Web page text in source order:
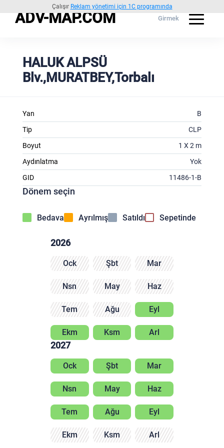
Çalışır Reklam yönetimi için 1C programında
ADV-MAP.COM Girmek
HALUK ALPSÜ
Blv.,MURATBEY,Torbalı
Yan
B
Tip
CLP
Boyut
1 X 2 m
Aydınlatma
Yok
GID
11486-1-B
Dönem seçin
Bedava Ayrılmış Satıldı Sepetinde
2026
Ock Şbt Mar
Nsn May Haz
Tem Ağu Eyl
Ekm Ksm Arl
2027
Ock Şbt Mar
Nsn May Haz
Tem Ağu Eyl
Ekm Ksm Arl